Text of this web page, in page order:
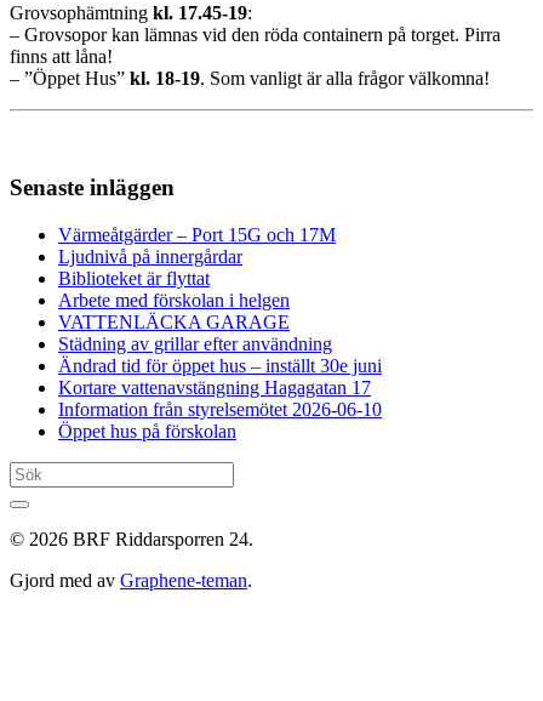
Grovsophämtning kl. 17.45-19:
– Grovsopor kan lämnas vid den röda containern på torget. Pirra
finns att låna!
– ”Öppet Hus” kl. 18-19. Som vanligt är alla frågor välkomna!
Senaste inläggen
Värmeåtgärder – Port 15G och 17M
Ljudnivå på innergårdar
Biblioteket är flyttat
Arbete med förskolan i helgen
VATTENLÄCKA GARAGE
Städning av grillar efter användning
Ändrad tid för öppet hus – inställt 30e juni
Kortare vattenavstängning Hagagatan 17
Information från styrelsemötet 2026-06-10
Öppet hus på förskolan
© 2026 BRF Riddarsporren 24.
Gjord med av Graphene-teman.